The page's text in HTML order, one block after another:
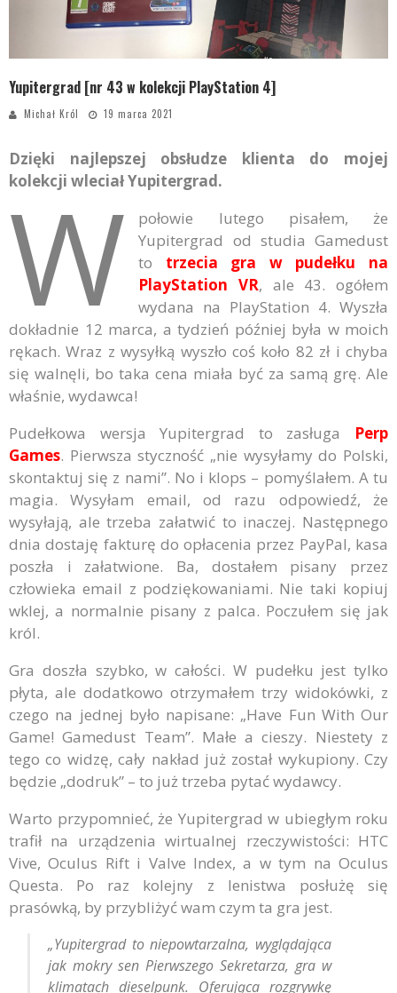
Yupitergrad [nr 43 w kolekcji PlayStation 4]
Michał Król 19 marca 2021
Dzięki najlepszej obsłudze klienta do mojej
kolekcji wleciał Yupitergrad.
W
połowie lutego pisałem, że
Yupitergrad od studia Gamedust
to trzecia gra w pudełku na
PlayStation VR, ale 43. ogółem
wydana na PlayStation 4. Wyszła
dokładnie 12 marca, a tydzień później była w moich
rękach. Wraz z wysyłką wyszło coś koło 82 zł i chyba
się walnęli, bo taka cena miała być za samą grę. Ale
właśnie, wydawca!
Pudełkowa wersja Yupitergrad to zasługa Perp
Games. Pierwsza styczność „nie wysyłamy do Polski,
skontaktuj się z nami”. No i klops – pomyślałem. A tu
magia. Wysyłam email, od razu odpowiedź, że
wysyłają, ale trzeba załatwić to inaczej. Następnego
dnia dostaję fakturę do opłacenia przez PayPal, kasa
poszła i załatwione. Ba, dostałem pisany przez
człowieka email z podziękowaniami. Nie taki kopiuj
wklej, a normalnie pisany z palca. Poczułem się jak
król.
Gra doszła szybko, w całości. W pudełku jest tylko
płyta, ale dodatkowo otrzymałem trzy widokówki, z
czego na jednej było napisane: „Have Fun With Our
Game! Gamedust Team”. Małe a cieszy. Niestety z
tego co widzę, cały nakład już został wykupiony. Czy
będzie „dodruk” – to już trzeba pytać wydawcy.
Warto przypomnieć, że Yupitergrad w ubiegłym roku
trafił na urządzenia wirtualnej rzeczywistości: HTC
Vive, Oculus Rift i Valve Index, a w tym na Oculus
Questa. Po raz kolejny z lenistwa posłużę się
prasówką, by przybliżyć wam czym ta gra jest.
„Yupitergrad to niepowtarzalna, wyglądająca
jak mokry sen Pierwszego Sekretarza, gra w
klimatach dieselpunk. Oferująca rozgrywkę